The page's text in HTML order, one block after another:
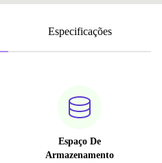
Especificações
Espaço De
Armazenamento